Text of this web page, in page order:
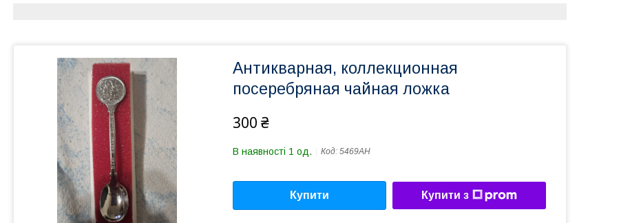
Антикварная, коллекционная
посеребряная чайная ложка
300 ₴
В наявності 1 од. Код: 5469АН
Купити Купити з